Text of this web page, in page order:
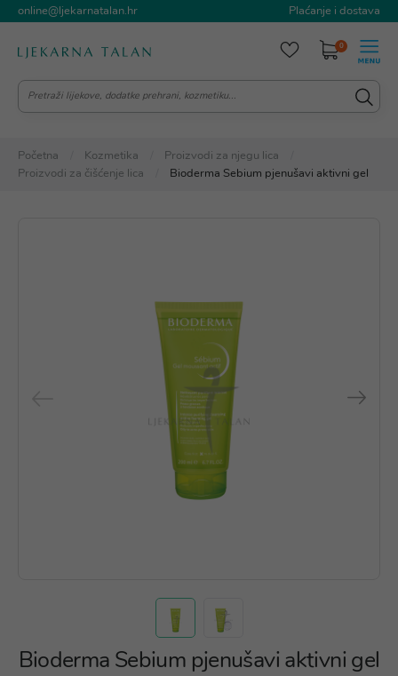
online@ljekarnatalan.hr Plaćanje i dostava
0
Početna Kozmetika
Proizvodi za njegu lica
Proizvodi za čišćenje lica
Bioderma Sebium pjenušavi aktivni gel
Bioderma Sebium pjenušavi aktivni gel